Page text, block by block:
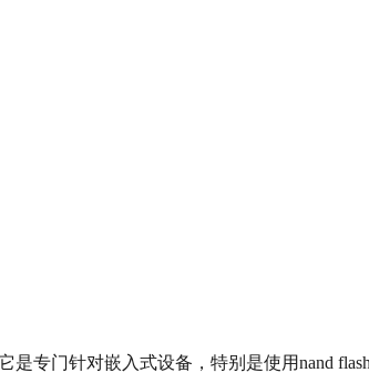
专门针对嵌入式设备，特别是使用nand